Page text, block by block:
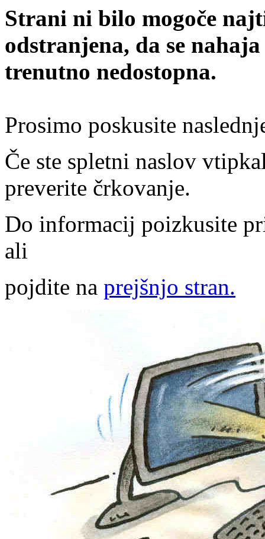
Strani ni bilo mogoče
odstranjena, da se
trenutno nedostopna.
Prosimo poskusite
Če ste spletni naslov
preverite črkovanje.
Do informacij poizkusite
ali
pojdite na prejšnjo stran.